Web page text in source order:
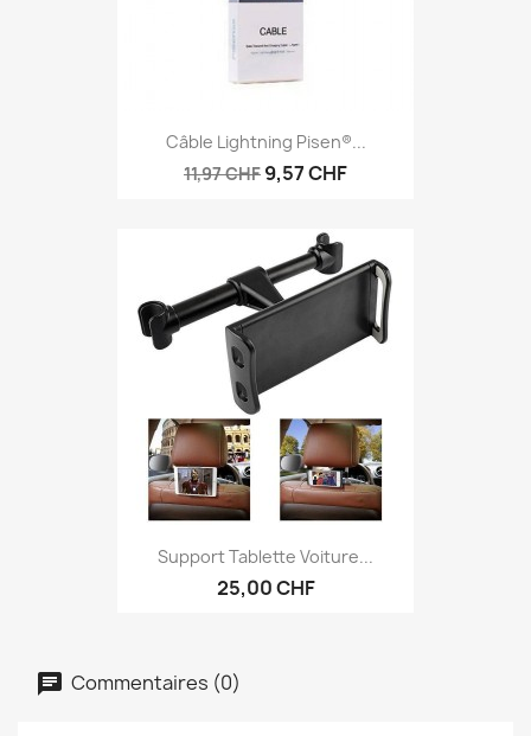
Câble Lightning Pisen®...
11,97 CHF 9,57 CHF
Support Tablette Voiture...
25,00 CHF
Commentaires (0)